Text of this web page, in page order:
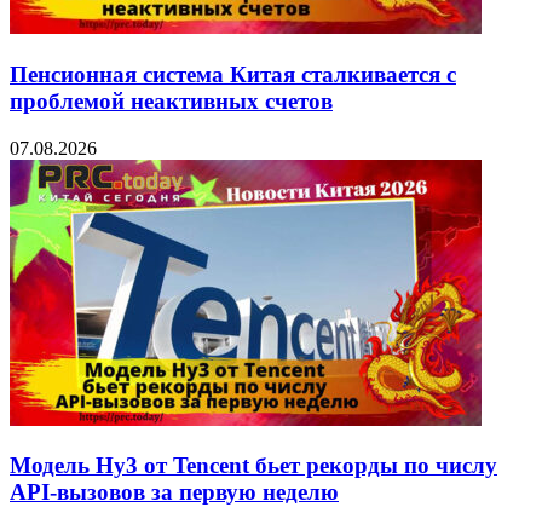
Пенсионная система Китая сталкивается с
проблемой неактивных счетов
07.08.2026
Модель Hy3 от Tencent бьет рекорды по числу
API-вызовов за первую неделю